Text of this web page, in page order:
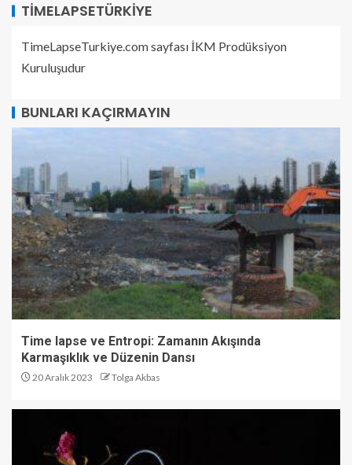
TIMELAPSETÜRKIYE
TimeLapseTurkiye.com sayfası İKM Prodüksiyon
Kuruluşudur
BUNLARI KAÇIRMAYIN
Time lapse ve Entropi: Zamanın Akışında
Karmaşıklık ve Düzenin Dansı
20 Aralık 2023 Tolga Akbas